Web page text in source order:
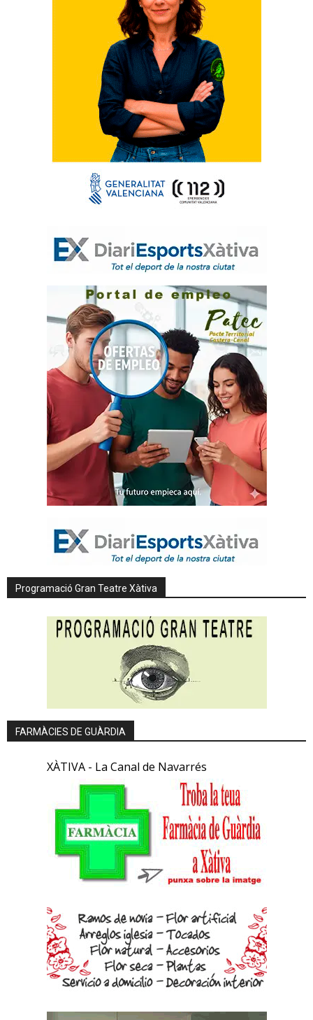
Programació Gran Teatre Xàtiva
FARMÀCIES DE GUÀRDIA
XÀTIVA - La Canal de Navarrés